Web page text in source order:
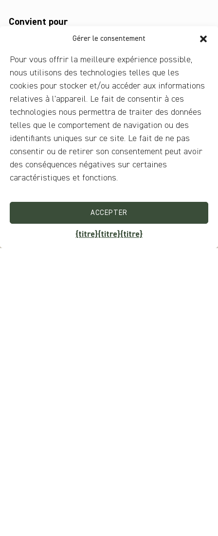
Gérer le consentement
Pour vous offrir la meilleure expérience possible,
nous utilisons des technologies telles que les
cookies pour stocker et/ou accéder aux informations
relatives à l'appareil. Le fait de consentir à ces
technologies nous permettra de traiter des données
telles que le comportement de navigation ou des
identifiants uniques sur ce site. Le fait de ne pas
consentir ou de retirer son consentement peut avoir
des conséquences négatives sur certaines
caractéristiques et fonctions.
ACCEPTER
{titre}{titre}{titre}
Convient pour
Couples,Familles,Groupes
Saison indiquée
Toutes les saisons
Durée / heure de visite
Jusqu'à 1 heure
Type de visite
Visite en petit groupe ,Visite individuelle ,Visite
privée
Existe-t-il des audioguides?
Sur demande
Langues disponibles